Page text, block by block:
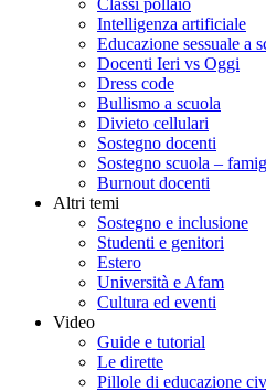
Classi pollaio
Intelligenza artificiale
Educazione sessuale a
Docenti Ieri vs Oggi
Dress code
Bullismo a scuola
Divieto cellulari
Sostegno docenti
Sostegno scuola –
Burnout docenti
Altri temi
Sostegno e inclusione
Studenti e genitori
Estero
Università e Afam
Cultura ed eventi
Video
Guide e tutorial
Le dirette
Pillole di educazione